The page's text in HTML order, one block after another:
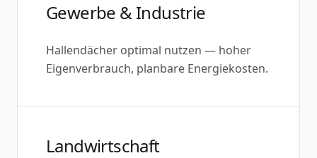
Gewerbe & Industrie
Hallendächer optimal nutzen — hoher
Eigenverbrauch, planbare Energiekosten.
Landwirtschaft